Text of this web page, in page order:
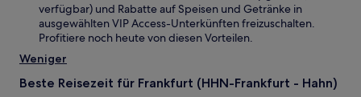
verfügbar) und Rabatte auf Speisen und Getränke in
ausgewählten VIP Access-Unterkünften freizuschalten.
Profitiere noch heute von diesen Vorteilen.
Weniger
Beste Reisezeit für Frankfurt (HHN-Frankfurt - Hahn)